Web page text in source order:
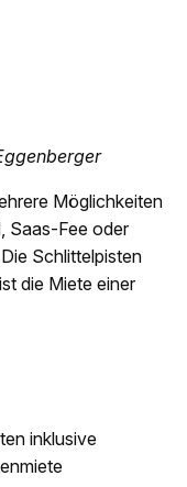
Möglichkeiten
Saas-Fee oder
Schlittelpisten
die Miete einer
inklusive